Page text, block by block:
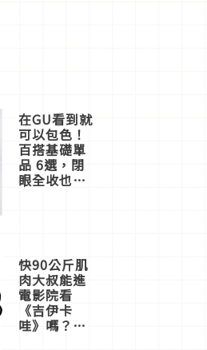
在GU看到就
可以包色！
百搭基礎單
品 6選，閉
眼全收也不
快90公斤肌
肉大叔能進
電影院看
《吉伊卡
哇》嗎？日